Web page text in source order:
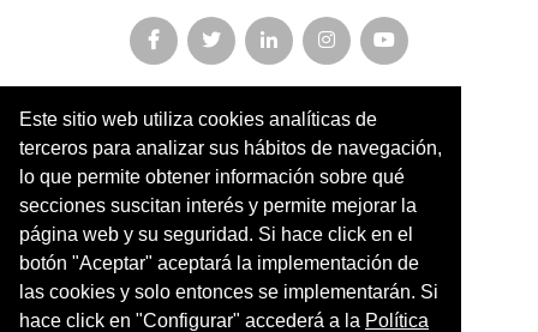
Este sitio web utiliza cookies analíticas de
terceros para analizar sus hábitos de navegación,
lo que permite obtener información sobre qué
secciones suscitan interés y permite mejorar la
página web y su seguridad. Si hace click en el
botón "Aceptar" aceptará la implementación de
las cookies y solo entonces se implementarán. Si
hace click en "Configurar" accederá a la Política
Miembro y colaborador de
AFOPA
Arqueonet
CER ARTIC
Institut de Cultures Americanes Antigues